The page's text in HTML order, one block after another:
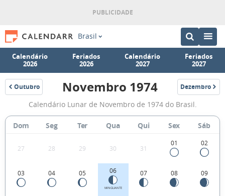
Brasil
Calendário
2026
Feriados
2026
Calendário
2027
Feriados
2027
Outubro
1974
Fases
da
Lua
1974
Novembro 1974 Dezembro
1974
Calendário Lunar de Novembro de 1974 do Brasil.
Dom Seg Ter Qua Qui Sex Sáb
27 28 29 30 31
01 02
03 04 05 06
MINGUANTE
07 08 09